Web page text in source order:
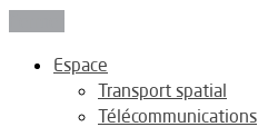
Espace
Transport spatial
Télécommunications